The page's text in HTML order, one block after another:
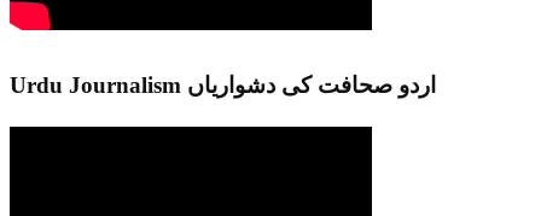
Urdu Journalism اردو صحافت کی دشواریاں